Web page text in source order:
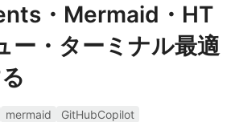
・Mermaid・HT
ー・ターミナル最適
mermaid
GitHubCopilot